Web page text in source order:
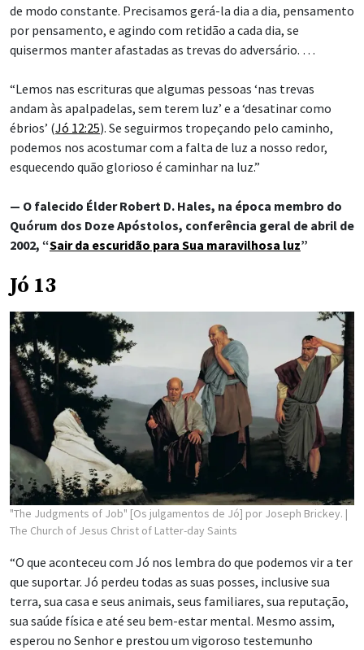
de modo constante. Precisamos gerá-la dia a dia, pensamento
por pensamento, e agindo com retidão a cada dia, se
quisermos manter afastadas as trevas do adversário. …
“Lemos nas escrituras que algumas pessoas ‘nas trevas
andam às apalpadelas, sem terem luz’ e a ‘desatinar como
ébrios’ (Jó 12:25). Se seguirmos tropeçando pelo caminho,
podemos nos acostumar com a falta de luz a nosso redor,
esquecendo quão glorioso é caminhar na luz.”
— O falecido Élder Robert D. Hales, na época membro do
Quórum dos Doze Apóstolos, conferência geral de abril de
2002, “Sair da escuridão para Sua maravilhosa luz”
Jó 13
"The Judgments of Job" [Os julgamentos de Jó] por Joseph Brickey. |
The Church of Jesus Christ of Latter-day Saints
“O que aconteceu com Jó nos lembra do que podemos vir a ter
que suportar. Jó perdeu todas as suas posses, inclusive sua
terra, sua casa e seus animais, seus familiares, sua reputação,
sua saúde física e até seu bem-estar mental. Mesmo assim,
esperou no Senhor e prestou um vigoroso testemunho